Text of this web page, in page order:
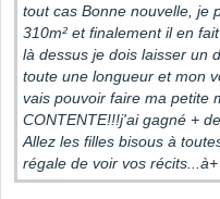
tout cas Bonne nouvelle, je
310m² et finalement il en
là dessus je dois laisser un
toute une longueur et mon
vais pouvoir faire ma petite
CONTENTE!!!j'ai gagné +
Allez les filles bisous à
régale de voir vos récits...à+